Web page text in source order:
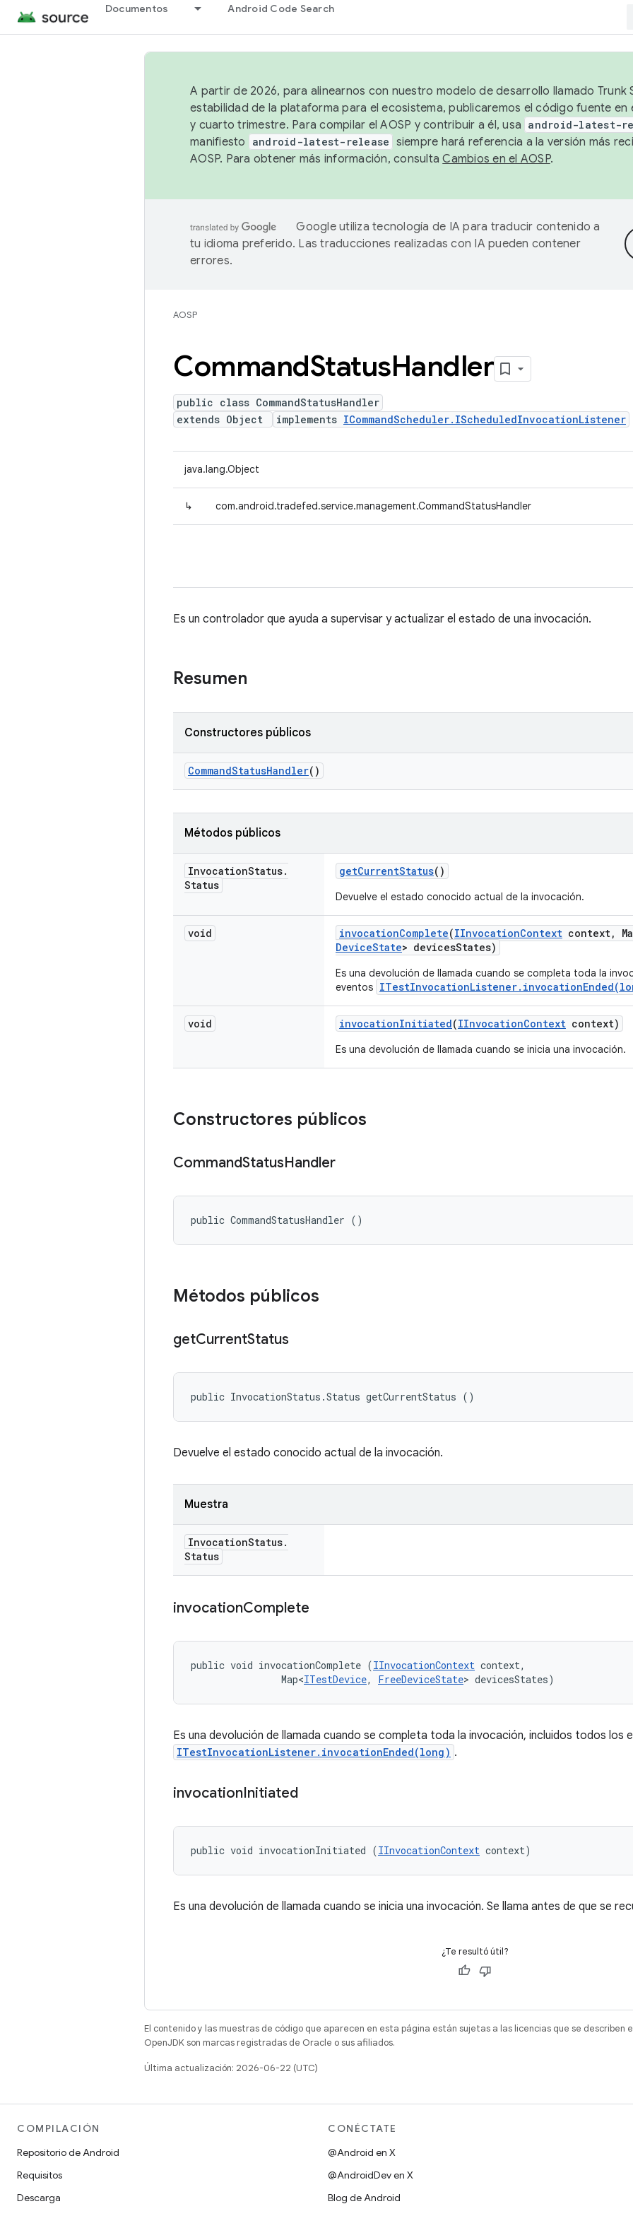
Documentos Android Code Search
A partir de 2026, para alinearnos con nuestro modelo de desarrollo llamado Trunk
estabilidad de la plataforma para el ecosistema, publicaremos el código fuente en
y cuarto trimestre. Para compilar el AOSP y contribuir a él, usa android-latest-
manifiesto
android-latest-release siempre hará referencia a la versión más
AOSP. Para obtener más información, consultaCambios en el AOSP.
Google utiliza tecnología de IA para traducir contenido a
tu idioma preferido. Las traducciones realizadas con IA pueden contener
errores.
AOSP
CommandStatusHandler
public class CommandStatusHandler
extends Object
implements ICommandScheduler.IScheduledInvocationListener
java.lang.Object
↳ com.android.tradefed.service.management.CommandStatusHandler
Es un controlador que ayuda a supervisar y actualizar el estado de una invocación.
Resumen
Constructores públicos
CommandStatusHandler()
Métodos públicos
InvocationStatus.
Status
getCurrentStatus()
Devuelve el estado conocido actual de la invocación.
void invocationComplete(IInvocationContext context,
DeviceState> devicesStates)
Es una devolución de llamada cuando se completa toda la
eventos
void invocationInitiated(IInvocationContext context)
Es una devolución de llamada cuando se inicia una invocación.
Constructores públicos
CommandStatusHandler
public CommandStatusHandler ()
Métodos públicos
getCurrentStatus
public InvocationStatus.Status getCurrentStatus ()
Devuelve el estado conocido actual de la invocación.
Muestra
InvocationStatus.
Status
invocationComplete
public void invocationComplete (IInvocationContext context,
                Map<
ITestDevice, FreeDeviceState> devicesStates)
Es una devolución de llamada cuando se completa toda la invocación, incluidos todos los
ITestInvocationListener.invocationEnded(long) .
invocationInitiated
public void invocationInitiated (IInvocationContext context)
Es una devolución de llamada cuando se inicia una invocación. Se llama antes de que se
¿Te resultó útil?
El contenido y las muestras de código que aparecen en esta página están sujetas a las licencias que se describen
OpenJDK son marcas registradas de Oracle o sus afiliados.
Última actualización: 2026-06-22 (UTC)
COMPILACIÓN
Repositorio de Android
Requisitos
Descarga
CONÉCTATE
@Android en X
@AndroidDev en X
Blog de Android